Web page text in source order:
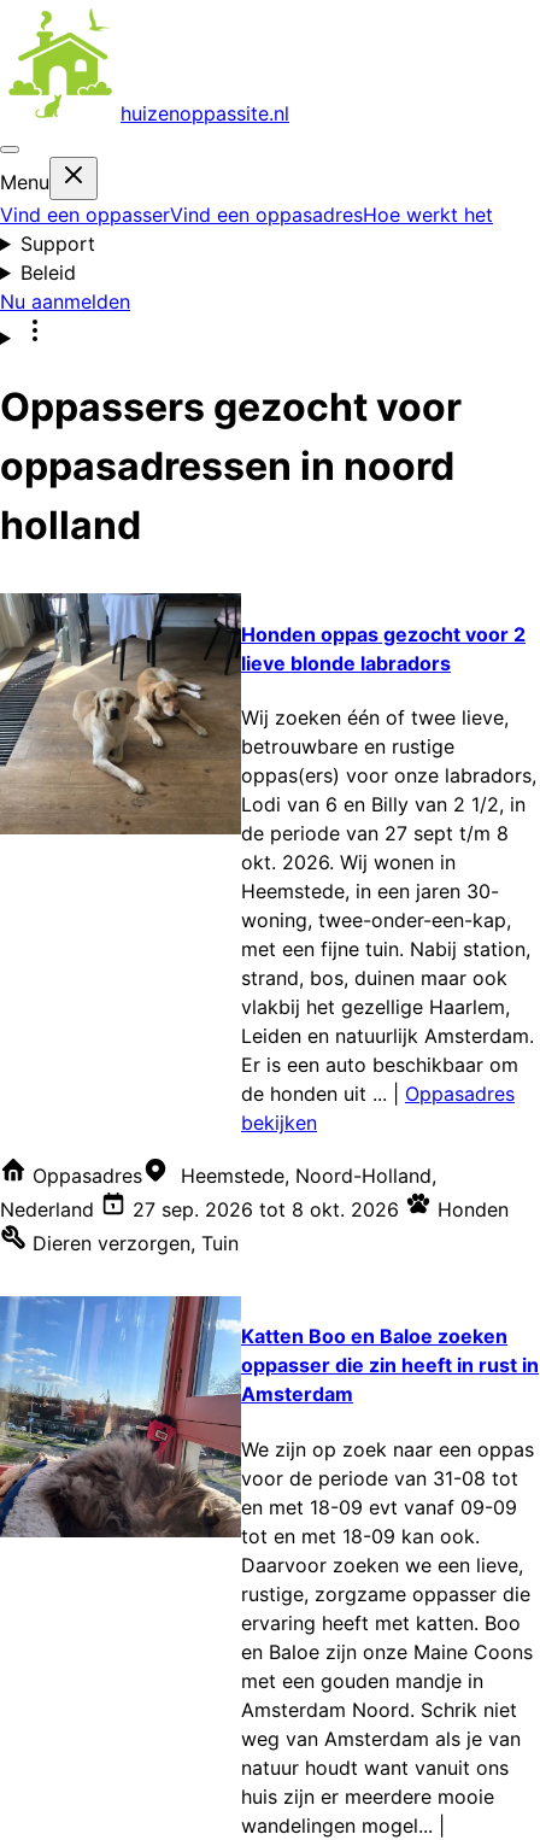
huizenoppassite.nl
Menu
Vind een oppasserVind een oppasadresHoe werkt het
Support
Beleid
Nu aanmelden
Oppassers gezocht voor
oppasadressen in noord
holland
Honden oppas gezocht voor 2
lieve blonde labradors
Wij zoeken één of twee lieve,
betrouwbare en rustige
oppas(ers) voor onze labradors,
Lodi van 6 en Billy van 2 1/2, in
de periode van 27 sept t/m 8
okt. 2026. Wij wonen in
Heemstede, in een jaren 30-
woning, twee-onder-een-kap,
met een fijne tuin. Nabij station,
strand, bos, duinen maar ook
vlakbij het gezellige Haarlem,
Leiden en natuurlijk Amsterdam.
Er is een auto beschikbaar om
de honden uit ...
Oppasadres
bekijken
Oppasadres
Heemstede, Noord-Holland,
Nederland
27 sep. 2026 tot 8 okt. 2026
Honden
Dieren verzorgen, Tuin
Katten Boo en Baloe zoeken
oppasser die zin heeft in rust in
Amsterdam
We zijn op zoek naar een oppas
voor de periode van 31-08 tot
en met 18-09 evt vanaf 09-09
tot en met 18-09 kan ook.
Daarvoor zoeken we een lieve,
rustige, zorgzame oppasser die
ervaring heeft met katten. Boo
en Baloe zijn onze Maine Coons
met een gouden mandje in
Amsterdam Noord. Schrik niet
weg van Amsterdam als je van
natuur houdt want vanuit ons
huis zijn er meerdere mooie
wandelingen mogel...